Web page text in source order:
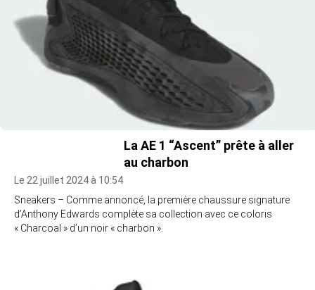
La AE 1 “Ascent” prête à aller
au charbon
Le 22 juillet 2024 à 10:54
Sneakers – Comme annoncé, la première chaussure signature
d’Anthony Edwards complète sa collection avec ce coloris
« Charcoal » d’un noir « charbon ».